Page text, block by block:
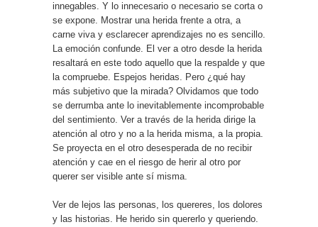
innegables. Y lo innecesario o necesario se corta o
se expone. Mostrar una herida frente a otra, a
carne viva y esclarecer aprendizajes no es sencillo.
La emoción confunde. El ver a otro desde la herida
resaltará en este todo aquello que la respalde y que
la compruebe. Espejos heridas. Pero ¿qué hay
más subjetivo que la mirada? Olvidamos que todo
se derrumba ante lo inevitablemente incomprobable
del sentimiento. Ver a través de la herida dirige la
atención al otro y no a la herida misma, a la propia.
Se proyecta en el otro desesperada de no recibir
atención y cae en el riesgo de herir al otro por
querer ser visible ante sí misma.
Ver de lejos las personas, los quereres, los dolores
y las historias. He herido sin quererlo y queriendo.